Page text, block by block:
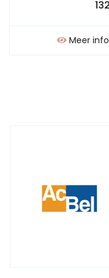
Meer